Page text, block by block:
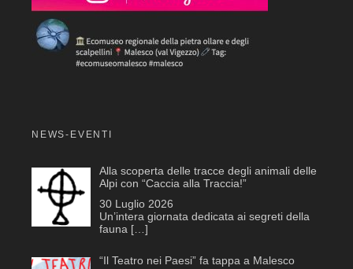
NEWS-EVENTI
Alla scoperta delle tracce degli animali delle
Alpi con “Caccia alla Traccia!”
30 Luglio 2026
Un’intera giornata dedicata ai segreti della
fauna […]
“Il Teatro nei Paesi” fa tappa a Malesco